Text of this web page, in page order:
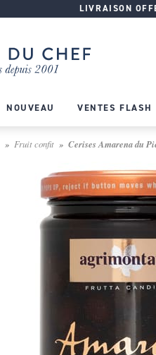
LIVRAISON
NOUVEAU VENTES FLASH
Fruit confit Cerises Amarena du